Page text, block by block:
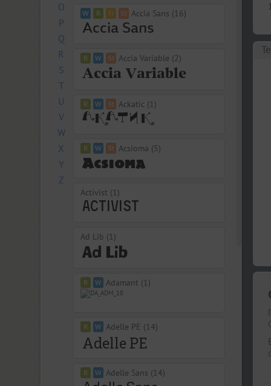
O
P
Q
R
S
T
U
V
W
X
Y
Z
Accia Sans (16)
Accia Variable (2)
Ackatic (1)
Acsioma (5)
Activist (1)
Ad Lib (1)
Adamant (1)
Adelle PE (14)
Adelle Sans (14)